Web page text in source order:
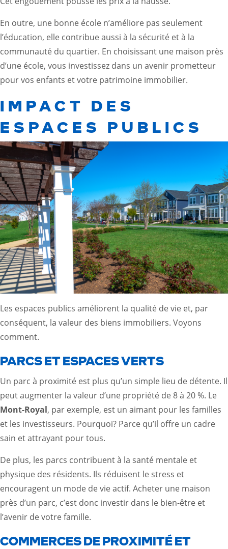
En outre, une bonne école n’améliore pas seulement
l’éducation, elle contribue aussi à la sécurité et à la
communauté du quartier. En choisissant une maison près
d’une école, vous investissez dans un avenir prometteur
pour vos enfants et votre patrimoine immobilier.
IMPACT DES
ESPACES PUBLICS
Les espaces publics améliorent la qualité de vie et, par
conséquent, la valeur des biens immobiliers. Voyons
comment.
PARCS ET ESPACES VERTS
Un parc à proximité est plus qu’un simple lieu de détente. Il
peut augmenter la valeur d’une propriété de 8 à 20 %. Le
Mont-Royal, par exemple, est un aimant pour les familles
et les investisseurs. Pourquoi? Parce qu’il offre un cadre
sain et attrayant pour tous.
De plus, les parcs contribuent à la santé mentale et
physique des résidents. Ils réduisent le stress et
encouragent un mode de vie actif. Acheter une maison
près d’un parc, c’est donc investir dans le bien-être et
l’avenir de votre famille.
COMMERCES DE PROXIMITÉ ET